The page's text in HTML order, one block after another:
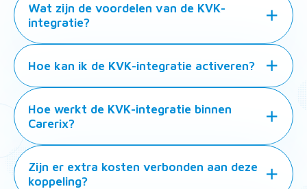
Wat zijn de voordelen van de KVK-
integratie?
Hoe kan ik de KVK-integratie activeren?
Hoe werkt de KVK-integratie binnen
Carerix?
Zijn er extra kosten verbonden aan deze
koppeling?